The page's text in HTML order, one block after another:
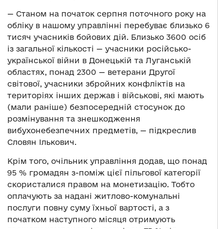
— Станом на початок серпня поточного року на
обліку в нашому управлінні перебуває близько 6
тисяч учасників бойових дій. Близько 3600 осіб
із загальної кількості — учасники російсько-
української війни в Донецькій та Луганській
областях, понад 2300 — ветерани Другої
світової, учасники збройних конфліктів на
територіях інших держав і військові, які мають
(мали раніше) безпосередній стосунок до
розмінування та знешкодження
вибухонебезпечних предметів, — підкреслив
Словян Ількович.
Крім того, очільник управління додав, що понад
95 % громадян з-поміж цієї пільгової категорії
скористалися правом на монетизацію. Тобто
оплачують за надані житлово-комунальні
послуги повну суму їхньої вартості, а з
початком наступного місяця отримують